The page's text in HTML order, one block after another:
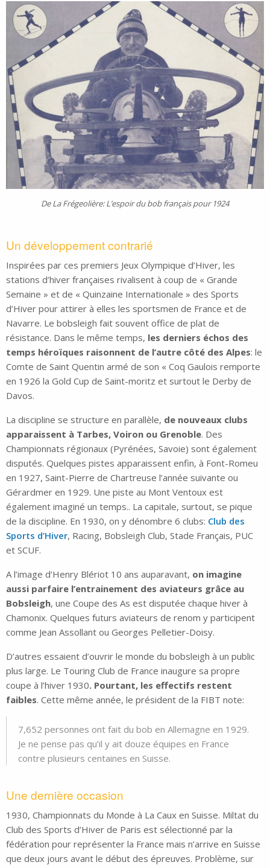
De La Frégeolière: L’espoir du bob français pour 1924
Un développement contrarié
Inspirées par ces premiers Jeux Olympique d’Hiver, les
stations d’hiver françaises rivalisent à coup de « Grande
Semaine » et de « Quinzaine Internationale » des Sports
d’Hiver pour attirer à elles les sportsmen de France et de
Navarre. Le bobsleigh fait souvent office de plat de
résistance. Dans le même temps, les derniers échos des
temps héroïques raisonnent de l’autre côté des Alpes: le
Comte de Saint Quentin armé de son « Coq Gaulois remporte
en 1926 la Gold Cup de Saint-moritz et surtout le Derby de
Davos.
La discipline se structure en parallèle, de nouveaux clubs
apparaissent à Tarbes, Voiron ou Grenoble. Des
Championnats régionaux (Pyrénées, Savoie) sont également
disputés. Quelques pistes apparaissent enfin, à Font-Romeu
en 1927, Saint-Pierre de Chartreuse l’année suivante ou
Gérardmer en 1929. Une piste au Mont Ventoux est
également imaginé un temps.. La capitale, surtout, se pique
de la discipline. En 1930, on y dénombre 6 clubs: Club des
Sports d’Hiver, Racing, Bobsleigh Club, Stade Français, PUC
et SCUF.
A l’image d’Henry Blériot 10 ans auparavant, on imagine
aussi parfaire l’entrainement des aviateurs grâce au
Bobsleigh, une Coupe des As est disputée chaque hiver à
Chamonix. Quelques futurs aviateurs de renom y participent
comme Jean Assollant ou Georges Pelletier-Doisy.
D’autres essaient d’ouvrir le monde du bobsleigh à un public
plus large. Le Touring Club de France inaugure sa propre
coupe à l’hiver 1930. Pourtant, les effectifs restent
faibles. Cette même année, le président de la FIBT note:
7,652 personnes ont fait du bob en Allemagne en 1929.
Je ne pense pas qu’il y ait douze équipes en France
contre plusieurs centaines en Suisse.
Une dernière occasion
1930, Championnats du Monde à La Caux en Suisse. Miltat du
Club des Sports d’Hiver de Paris est sélectionné par la
fédération pour représenter la France mais n’arrive en Suisse
que deux jours avant le début des épreuves. Problème, sur